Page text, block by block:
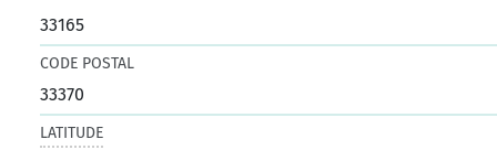
33165
CODE POSTAL
33370
LATITUDE